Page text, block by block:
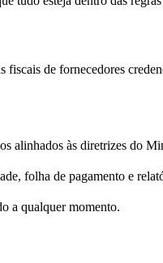
de fornecedores
alinhados às diretrizes do
folha de pagamento e
a qualquer momento.